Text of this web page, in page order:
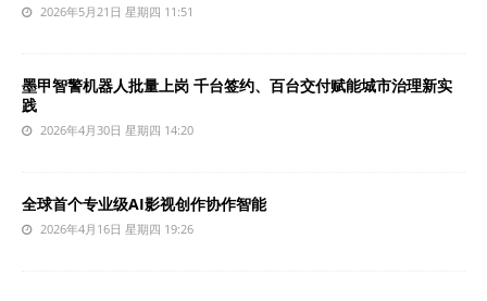
2026年5月21日 星期四 11:51
墨甲智警机器人批量上岗 千台签约、百台交付赋能城市治理新实
践
2026年4月30日 星期四 14:20
全球首个专业级AI影视创作协作智能
2026年4月16日 星期四 19:26